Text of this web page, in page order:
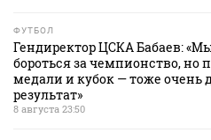
ФУТБОЛ
Гендиректор ЦСКА Бабаев:
бороться за чемпионство, но
медали и кубок — тоже очень
результат»
8 августа 23:50